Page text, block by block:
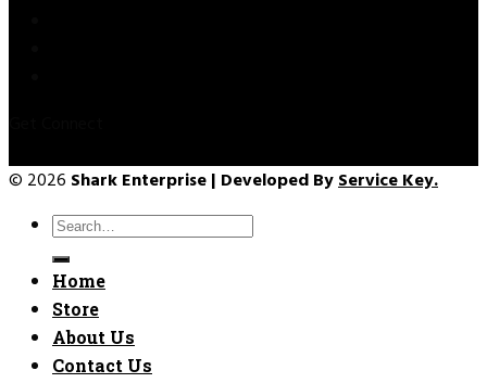
© 2026 Shark Enterprise | Developed ByService Key.
Search
for:
Home
Store
About Us
Contact Us